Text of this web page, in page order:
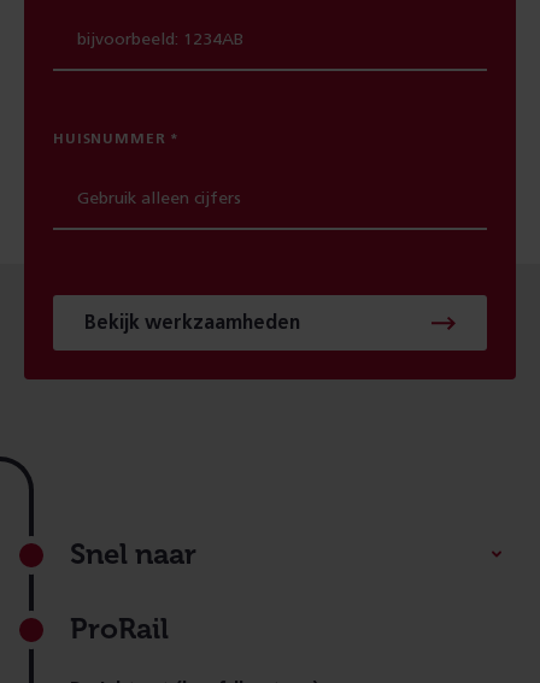
HUISNUMMER
Bekijk werkzaamheden
Footer
Snel naar
ProRail